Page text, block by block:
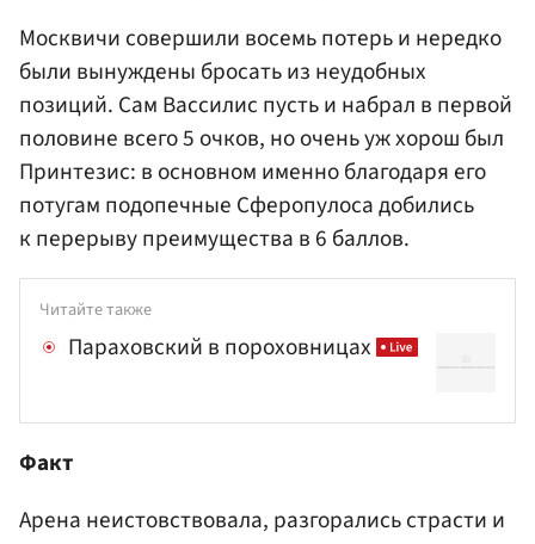
Москвичи совершили восемь потерь и нередко
были вынуждены бросать из неудобных
позиций. Сам Вассилис пусть и набрал в первой
половине всего 5 очков, но очень уж хорош был
Принтезис: в основном именно благодаря его
потугам подопечные Сферопулоса добились
к перерыву преимущества в 6 баллов.
Читайте также
Параховский в пороховницах
Факт
Арена неистовствовала, разгорались страсти и